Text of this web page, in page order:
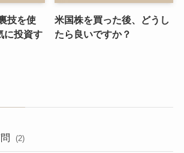
技を使
に投資す
米国株を買った後、どうし
たら良いですか？
(2)